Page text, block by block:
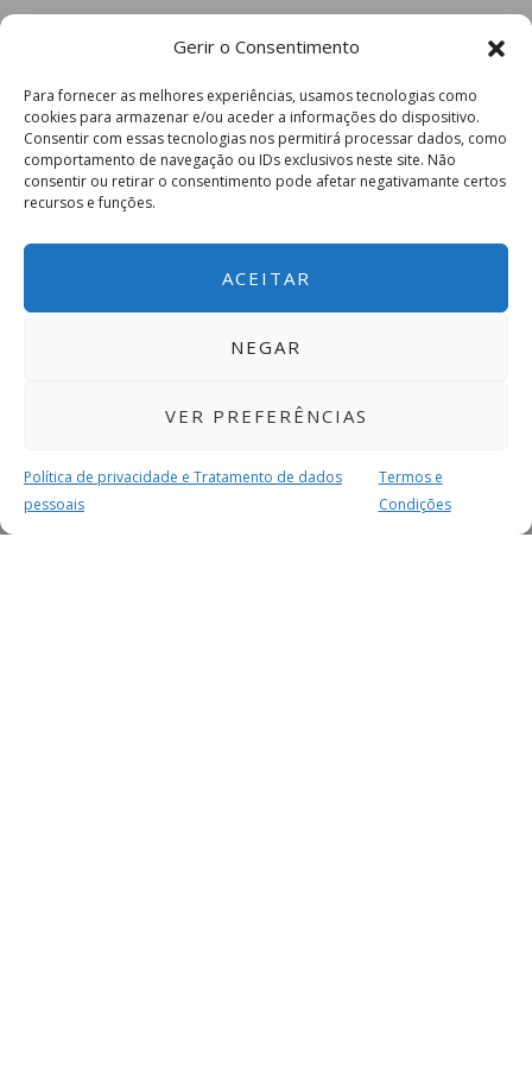
Gerir o Consentimento
Para fornecer as melhores experiências, usamos tecnologias como
cookies para armazenar e/ou aceder a informações do dispositivo.
Consentir com essas tecnologias nos permitirá processar dados, como
comportamento de navegação ou IDs exclusivos neste site. Não
consentir ou retirar o consentimento pode afetar negativamante certos
recursos e funções.
ACEITAR
NEGAR
VER PREFERÊNCIAS
Política de privacidade e Tratamento de dados
pessoais
Termos e
Condições